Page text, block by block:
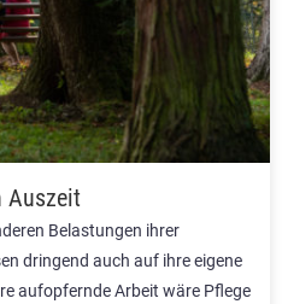
Auszeit
Belastungen ihrer
dringend auch auf ihre eigene
aufopfernde Arbeit wäre Pflege